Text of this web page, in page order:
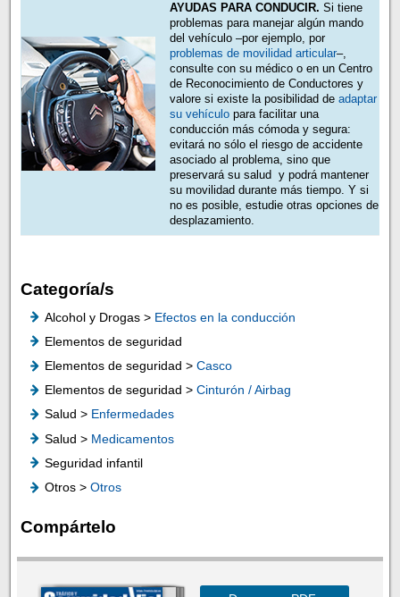
AYUDAS PARA CONDUCIR. Si tiene
problemas para manejar algún mando
del vehículo –por ejemplo, por
problemas de movilidad articular–,
consulte con su médico o en un Centro
de Reconocimiento de Conductores y
valore si existe la posibilidad de adaptar
su vehículopara facilitar una
conducción más cómoda y segura:
evitará no sólo el riesgo de accidente
asociado al problema, sino que
preservará su salud y podrá mantener
su movilidad durante más tiempo. Y si
no es posible, estudie otras opciones de
desplazamiento.
Categoría/s
Alcohol y Drogas > Efectos en la conducción
Elementos de seguridad
Elementos de seguridad > Casco
Elementos de seguridad > Cinturón / Airbag
Salud > Enfermedades
Salud > Medicamentos
Seguridad infantil
Otros > Otros
Compártelo